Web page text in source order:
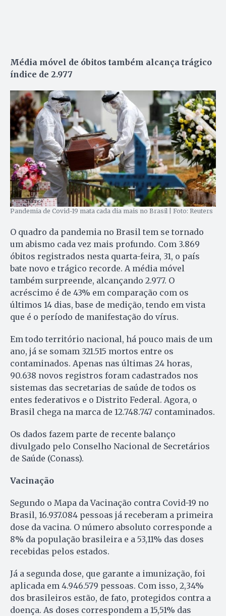
Média móvel de óbitos também alcança trágico
índice de 2.977
Pandemia de Covid-19 mata cada dia mais no Brasil | Foto: Reuters
O quadro da pandemia no Brasil tem se tornado
um abismo cada vez mais profundo. Com 3.869
óbitos registrados nesta quarta-feira, 31, o país
bate novo e trágico recorde. A média móvel
também surpreende, alcançando 2.977. O
acréscimo é de 43% em comparação com os
últimos 14 dias, base de medição, tendo em vista
que é o período de manifestação do vírus.
Em todo território nacional, há pouco mais de um
ano, já se somam 321.515 mortos entre os
contaminados. Apenas nas últimas 24 horas,
90.638 novos registros foram cadastrados nos
sistemas das secretarias de saúde de todos os
entes federativos e o Distrito Federal. Agora, o
Brasil chega na marca de 12.748.747 contaminados.
Os dados fazem parte de recente balanço
divulgado pelo Conselho Nacional de Secretários
de Saúde (Conass).
Vacinação
Segundo o Mapa da Vacinação contra Covid-19 no
Brasil, 16.937.084 pessoas já receberam a primeira
dose da vacina. O número absoluto corresponde a
8% da população brasileira e a 53,11% das doses
recebidas pelos estados.
Já a segunda dose, que garante a imunização, foi
aplicada em 4.946.579 pessoas. Com isso, 2,34%
dos brasileiros estão, de fato, protegidos contra a
doença. As doses correspondem a 15,51% das